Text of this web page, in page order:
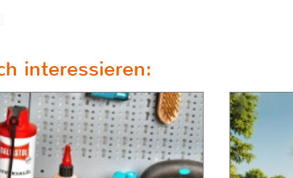
interessieren: